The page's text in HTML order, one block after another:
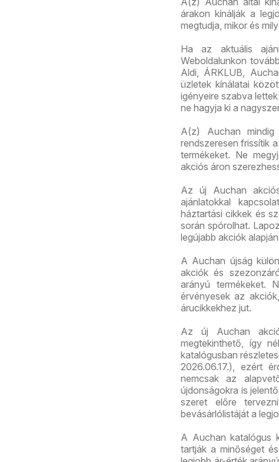
árakon kínálják a
megtudja, mikor és
Ha az aktuális
Weboldalunkon
Aldi, ÁRKLUB,
üzletek kínálatai
igényeire szabva
ne hagyja ki a
A(z) Auchan
rendszeresen frissítik
termékeket. Ne
akciós áron
Az új Auchan
ajánlatokkal
háztartási cikkek és
során spórolhat.
legújabb akciók
A Auchan újság
akciók és
arányú termékeket.
érvényesek az
árucikkekhez jut.
Az új Auchan
megtekinthető, így
katalógusban
2026.06.17.), ezért
nemcsak az
újdonságokra is
szeret előre
bevásárlólistáját a
A Auchan katalógus
tartják a minőséget